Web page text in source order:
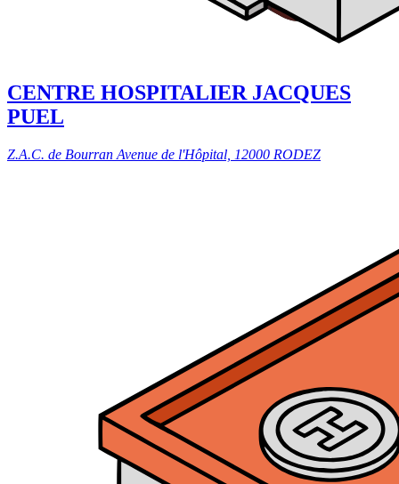
CENTRE HOSPITALIER JACQUES
PUEL
Z.A.C. de Bourran Avenue de l'Hôpital, 12000 RODEZ